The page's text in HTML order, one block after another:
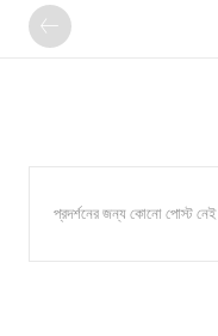
প্রদর্শনের জন্য কোনো পোস্ট নেই